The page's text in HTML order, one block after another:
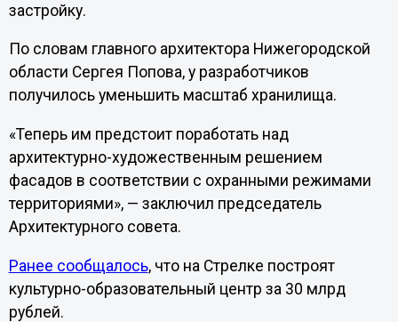
застройку.
По словам главного архитектора Нижегородской
области Сергея Попова, у разработчиков
получилось уменьшить масштаб хранилища.
«Теперь им предстоит поработать над
архитектурно-художественным решением
фасадов в соответствии с охранными режимами
территориями», — заключил председатель
Архитектурного совета.
Ранее сообщалось, что на Стрелке построят
культурно-образовательный центр за 30 млрд
рублей.